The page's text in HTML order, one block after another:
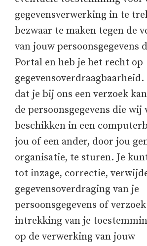
gegevensverwerking in te
bezwaar te maken tegen de
van jouw persoonsgegevens
Portal en heb je het recht op
dat je bij ons een verzoek
de persoonsgegevens die wij
beschikken in een
jou of een ander, door jou
organisatie, te sturen. Je
tot inzage, correctie,
gegevensoverdraging van je
persoonsgegevens of
intrekking van je
op de verwerking van jouw